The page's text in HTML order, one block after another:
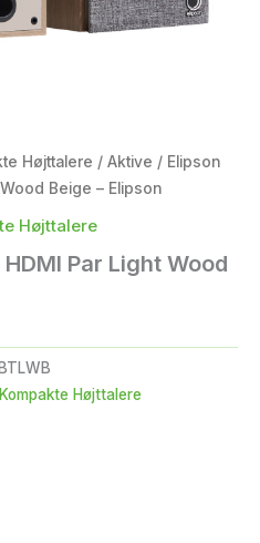
Højttalere / Aktive / Elipson
Beige – Elipson
Højttalere
Par Light Wood
Kompakte Højttalere